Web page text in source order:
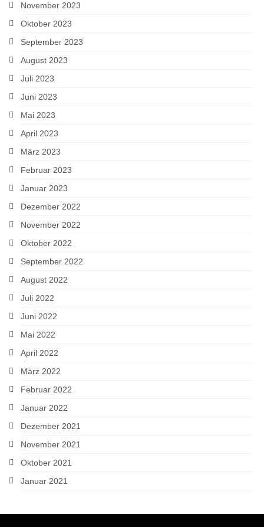
November 2023
Oktober 2023
September 2023
August 2023
Juli 2023
Juni 2023
Mai 2023
April 2023
März 2023
Februar 2023
Januar 2023
Dezember 2022
November 2022
Oktober 2022
September 2022
August 2022
Juli 2022
Juni 2022
Mai 2022
April 2022
März 2022
Februar 2022
Januar 2022
Dezember 2021
November 2021
Oktober 2021
Januar 2021